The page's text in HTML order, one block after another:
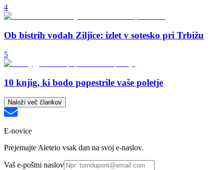
4
Ob bistrih vodah Ziljice: izlet v sotesko pri Trbižu
5
10 knjig, ki bodo popestrile vaše poletje
Naloži več člankov
E-novice
Prejemajte Aleteio vsak dan na svoj e-naslov.
Vaš e-poštni naslov